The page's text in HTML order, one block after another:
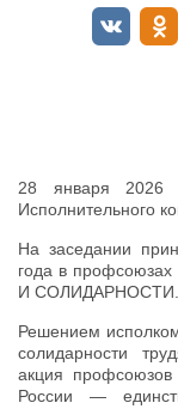
28 января 2026
Исполнительного
На заседании
года в
И СОЛИДАРНОСТИ.
Решением
солидарности
акция
России —